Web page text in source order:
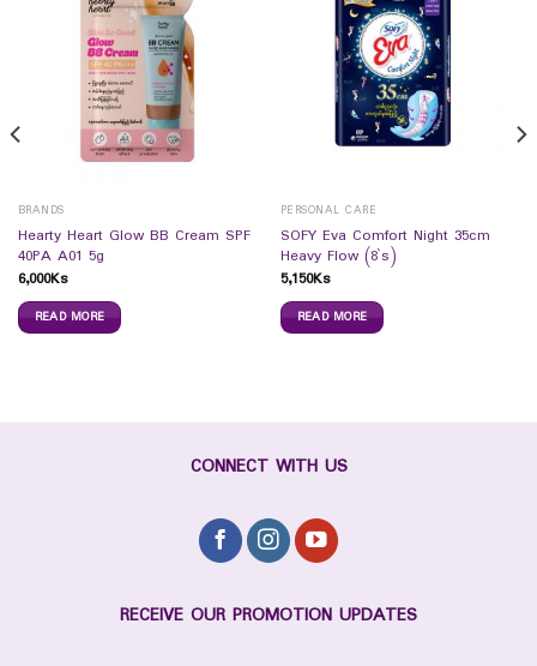
BRANDS
Hearty Heart Glow BB Cream SPF
40PA A01 5g
6,000Ks
READ MORE
PERSONAL CARE
SOFY Eva Comfort Night 35cm
Heavy Flow (8`s)
5,150Ks
READ MORE
CONNECT WITH US
RECEIVE OUR PROMOTION UPDATES